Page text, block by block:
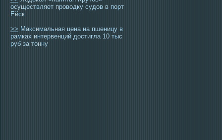
осуществляет проводку судов в порт
Ейск
>> Максимальная цена на пшеницу в
рамках интервенций достигла 10 тыс
руб за тонну